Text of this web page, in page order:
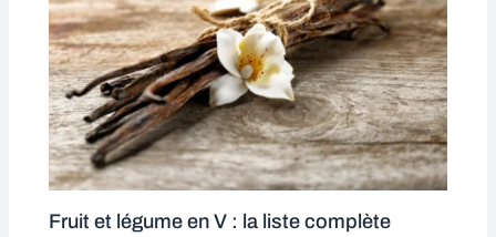
Fruit et légume en V : la liste complète